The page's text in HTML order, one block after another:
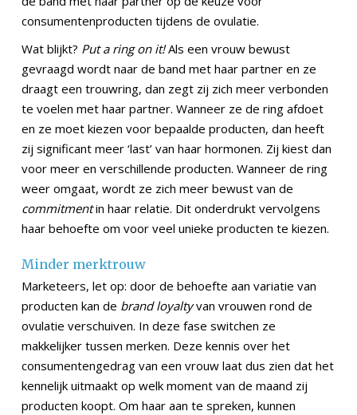
consumentenproducten tijdens de ovulatie.
Wat blijkt? Put a ring on it!Als een vrouw bewust
gevraagd wordt naar de band met haar partner en ze
draagt een trouwring, dan zegt zij zich meer verbonden
te voelen met haar partner. Wanneer ze de ring afdoet
en ze moet kiezen voor bepaalde producten, dan heeft
zij significant meer ‘last’ van haar hormonen. Zij kiest dan
voor meer en verschillende producten. Wanneer de ring
weer omgaat, wordt ze zich meer bewust van de
commitmentin haar relatie. Dit onderdrukt vervolgens
haar behoefte om voor veel unieke producten te kiezen.
Minder merktrouw
Marketeers, let op: door de behoefte aan variatie van
producten kan de brand loyaltyvan vrouwen rond de
ovulatie verschuiven. In deze fase switchen ze
makkelijker tussen merken. Deze kennis over het
consumentengedrag van een vrouw laat dus zien dat het
kennelijk uitmaakt op welk moment van de maand zij
producten koopt. Om haar aan te spreken, kunnen